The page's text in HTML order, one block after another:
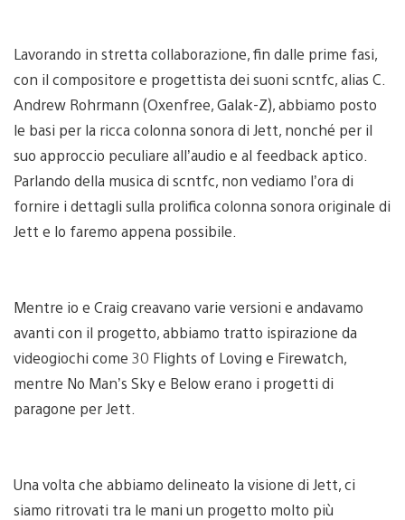
Lavorando in stretta collaborazione, fin dalle prime fasi,
con il compositore e progettista dei suoni scntfc, alias C.
Andrew Rohrmann (Oxenfree, Galak-Z), abbiamo posto
le basi per la ricca colonna sonora di Jett, nonché per il
suo approccio peculiare all’audio e al feedback aptico.
Parlando della musica di scntfc, non vediamo l’ora di
fornire i dettagli sulla prolifica colonna sonora originale di
Jett e lo faremo appena possibile.
Mentre io e Craig creavano varie versioni e andavamo
avanti con il progetto, abbiamo tratto ispirazione da
videogiochi come 30 Flights of Loving e Firewatch,
mentre No Man’s Sky e Below erano i progetti di
paragone per Jett.
Una volta che abbiamo delineato la visione di Jett, ci
siamo ritrovati tra le mani un progetto molto più